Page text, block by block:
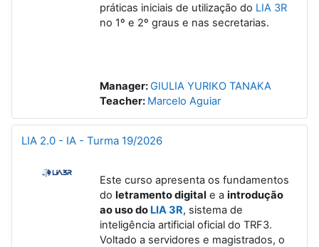
práticas iniciais de utilização do LIA 3R
no 1º e 2º graus e nas secretarias.
Manager:GIULIA YURIKO TANAKA
Teacher: Marcelo Aguiar
LIA 2.0 - IA - Turma 19/2026
Este curso apresenta os fundamentos
do letramento digital e a introdução
ao uso do LIA 3R, sistema de
inteligência artificial oficial do TRF3.
Voltado a servidores e magistrados, o